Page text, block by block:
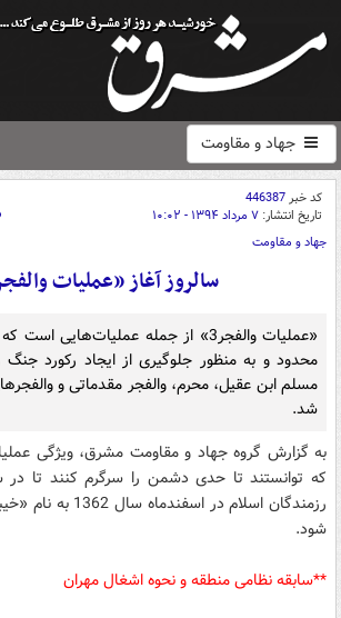
جهاد و مقاومت
کد خبر446387
تاریخ انتشار: ۷ مرداد ۱۳۹۴ - ۱۰:۰۲
جهاد و مقاومت
سالروز آغاز «عملیات والفجر
«عملیات والفجر3» از جمله
محدود و به منظور جلوگیری از ایجاد رکورد جنگ
شد.
به گزارش گروه جهاد و مقاومت مشرق، ویژگی
که توانستند تا حدی دشمن را سرگرم کنند تا
رزمندگان اسلام در
شود.
**سابقه نظامی منطقه و نحوه اشغال مهران